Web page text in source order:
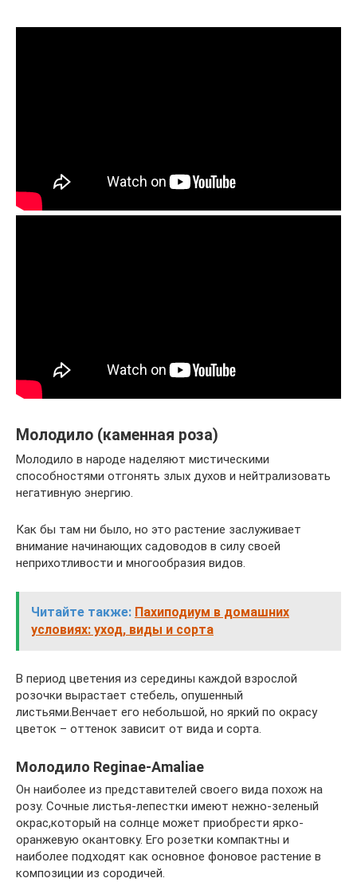
Молодило (каменная роза)
Молодило в народе наделяют мистическими
способностями отгонять злых духов и нейтрализовать
негативную энергию.
Как бы там ни было, но это растение заслуживает
внимание начинающих садоводов в силу своей
неприхотливости и многообразия видов.
Читайте также: Пахиподиум в домашних
условиях: уход, виды и сорта
В период цветения из середины каждой взрослой
розочки вырастает стебель, опушенный
листьями.Венчает его небольшой, но яркий по окрасу
цветок – оттенок зависит от вида и сорта.
Молодило Reginae-Amaliae
Он наиболее из представителей своего вида похож на
розу. Сочные листья-лепестки имеют нежно-зеленый
окрас,который на солнце может приобрести ярко-
оранжевую окантовку. Его розетки компактны и
наиболее подходят как основное фоновое растение в
композиции из сородичей.